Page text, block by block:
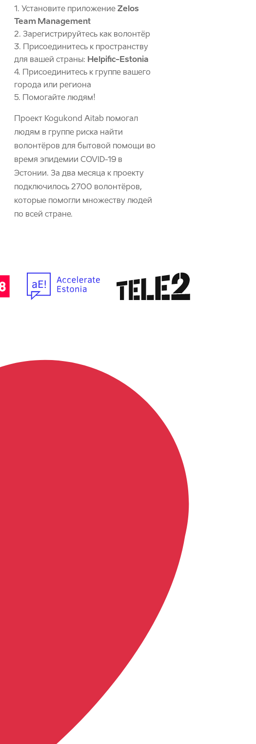
Установите приложение Zelos
Team Management
Зарегистрируйтесь как волонтёр
Присоединитесь к пространству
для вашей страны: Helpific-Estonia
Присоединитесь к группе вашего
города или региона
Помогайте людям!
Проект Kogukond Aitab помогал
людям в группе риска найти
волонтёров для бытовой помощи во
время эпидемии COVID-19 в
Эстонии. За два месяца к проекту
подключилось 2700 волонтёров,
которые помогли множеству людей
по всей стране.